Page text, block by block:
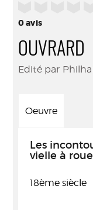
0avis
OUVRARD
Edité par
Oeuvre
Les
vielle à
18ème siècle